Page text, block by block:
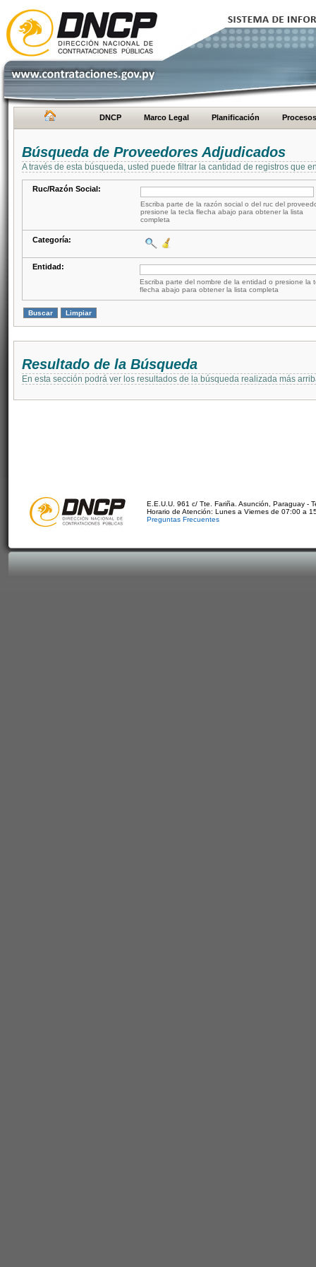
DNCP Marco Legal Planificación Procesos
Búsqueda de Proveedores Adjudicados
A través de esta búsqueda, usted puede filtrar la cantidad de registros que
Ruc/Razón Social:
Escriba parte de la razón social o del ruc del
presione la tecla flecha abajo para obtener la lista
completa
Categoría:
Entidad:
Escriba parte del nombre de la entidad o presione la
flecha abajo para obtener la lista completa
Resultado de la Búsqueda
En esta sección podrá ver los resultados de la búsqueda realizada más
E.E.U.U. 961 c/ Tte. Fariña. Asunción, Paraguay -
Horario de Atención: Lunes a Viernes de 07:00 a
Preguntas Frecuentes